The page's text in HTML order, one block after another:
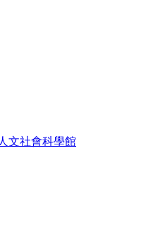
文社會科學館